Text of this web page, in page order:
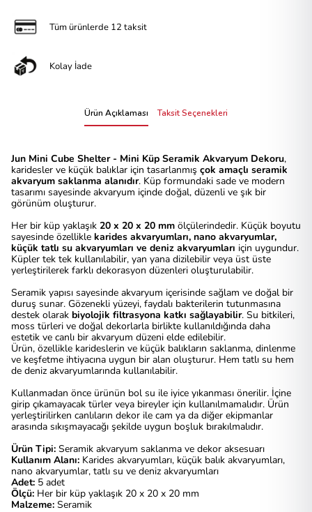
Tüm ürünlerde 12 taksit
Kolay İade
Ürün Açıklaması Taksit Seçenekleri
Jun Mini Cube Shelter - Mini Küp Seramik Akvaryum Dekoru,
karidesler ve küçük balıklar için tasarlanmış çok amaçlı seramik
akvaryum saklanma alanıdır. Küp formundaki sade ve modern
tasarımı sayesinde akvaryum içinde doğal, düzenli ve şık bir
görünüm oluşturur.
Her bir küp yaklaşık 20 x 20 x 20 mm ölçülerindedir. Küçük boyutu
sayesinde özellikle karides akvaryumları, nano akvaryumlar,
küçük tatlı su akvaryumları ve deniz akvaryumları için uygundur.
Küpler tek tek kullanılabilir, yan yana dizilebilir veya üst üste
yerleştirilerek farklı dekorasyon düzenleri oluşturulabilir.
Seramik yapısı sayesinde akvaryum içerisinde sağlam ve doğal bir
duruş sunar. Gözenekli yüzeyi, faydalı bakterilerin tutunmasına
destek olarak biyolojik filtrasyona katkı sağlayabilir. Su bitkileri,
moss türleri ve doğal dekorlarla birlikte kullanıldığında daha
estetik ve canlı bir akvaryum düzeni elde edilebilir.
Ürün, özellikle karideslerin ve küçük balıkların saklanma, dinlenme
ve keşfetme ihtiyacına uygun bir alan oluşturur. Hem tatlı su hem
de deniz akvaryumlarında kullanılabilir.
Kullanmadan önce ürünün bol su ile iyice yıkanması önerilir. İçine
girip çıkamayacak türler veya bireyler için kullanılmamalıdır. Ürün
yerleştirilirken canlıların dekor ile cam ya da diğer ekipmanlar
arasında sıkışmayacağı şekilde uygun boşluk bırakılmalıdır.
Ürün Tipi: Seramik akvaryum saklanma ve dekor aksesuarı
Kullanım Alanı: Karides akvaryumları, küçük balık akvaryumları,
nano akvaryumlar, tatlı su ve deniz akvaryumları
Adet: 5 adet
Ölçü: Her bir küp yaklaşık 20 x 20 x 20 mm
Malzeme: Seramik